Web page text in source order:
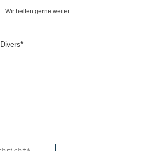
Wir helfen gerne weiter
Divers*